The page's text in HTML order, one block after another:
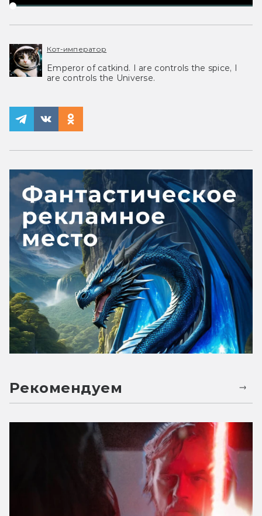
Кот-император
Emperor of catkind. I are controls the spice, I
are controls the Universe.
Рекомендуем